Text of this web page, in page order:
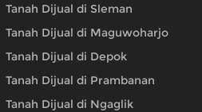
Tanah Dijual di Sleman
Tanah Dijual di Maguwoharjo
Tanah Dijual di Depok
Tanah Dijual di Prambanan
Tanah Dijual di Ngaglik